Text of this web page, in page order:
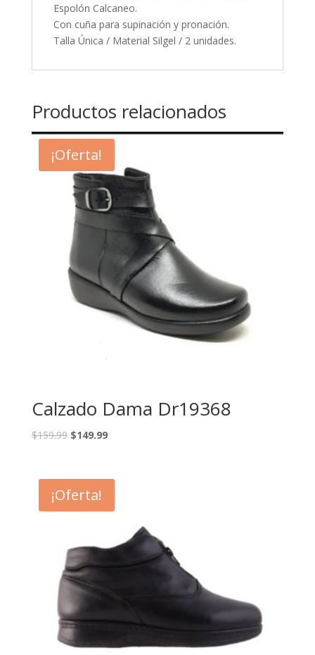
Espolón Calcaneo.
Con cuña para supinación y pronación.
Talla Única / Material Silgel / 2 unidades.
Productos relacionados
¡Oferta!
Calzado Dama Dr19368
$159.99 $149.99
¡Oferta!